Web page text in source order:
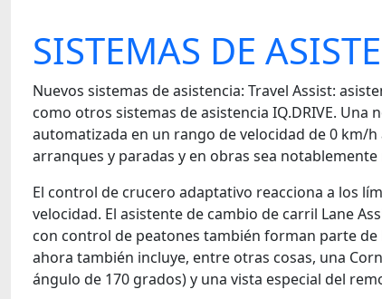
SISTEMAS DE
Nuevos sistemas de asistencia: Travel Assist:
como otros sistemas de asistencia IQ.DRIVE.
automatizada en un rango de velocidad de 0 km/
arranques y paradas y en obras sea
El control de crucero adaptativo reacciona a los
velocidad. El asistente de cambio de carril Lane
con control de peatones también forman parte de
ahora también incluye, entre otras cosas, una
ángulo de 170 grados) y una vista especial del